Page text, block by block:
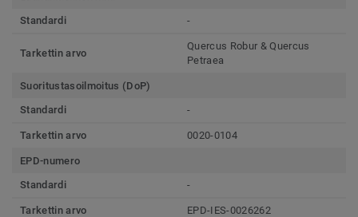
Standardi
-
Tarkettin arvo
Quercus Robur & Quercus
Petraea
Suoritustasoilmoitus (DoP)
Standardi
-
Tarkettin arvo 0020-0104
EPD-numero
Standardi
-
Tarkettin arvo EPD-IES-0026262